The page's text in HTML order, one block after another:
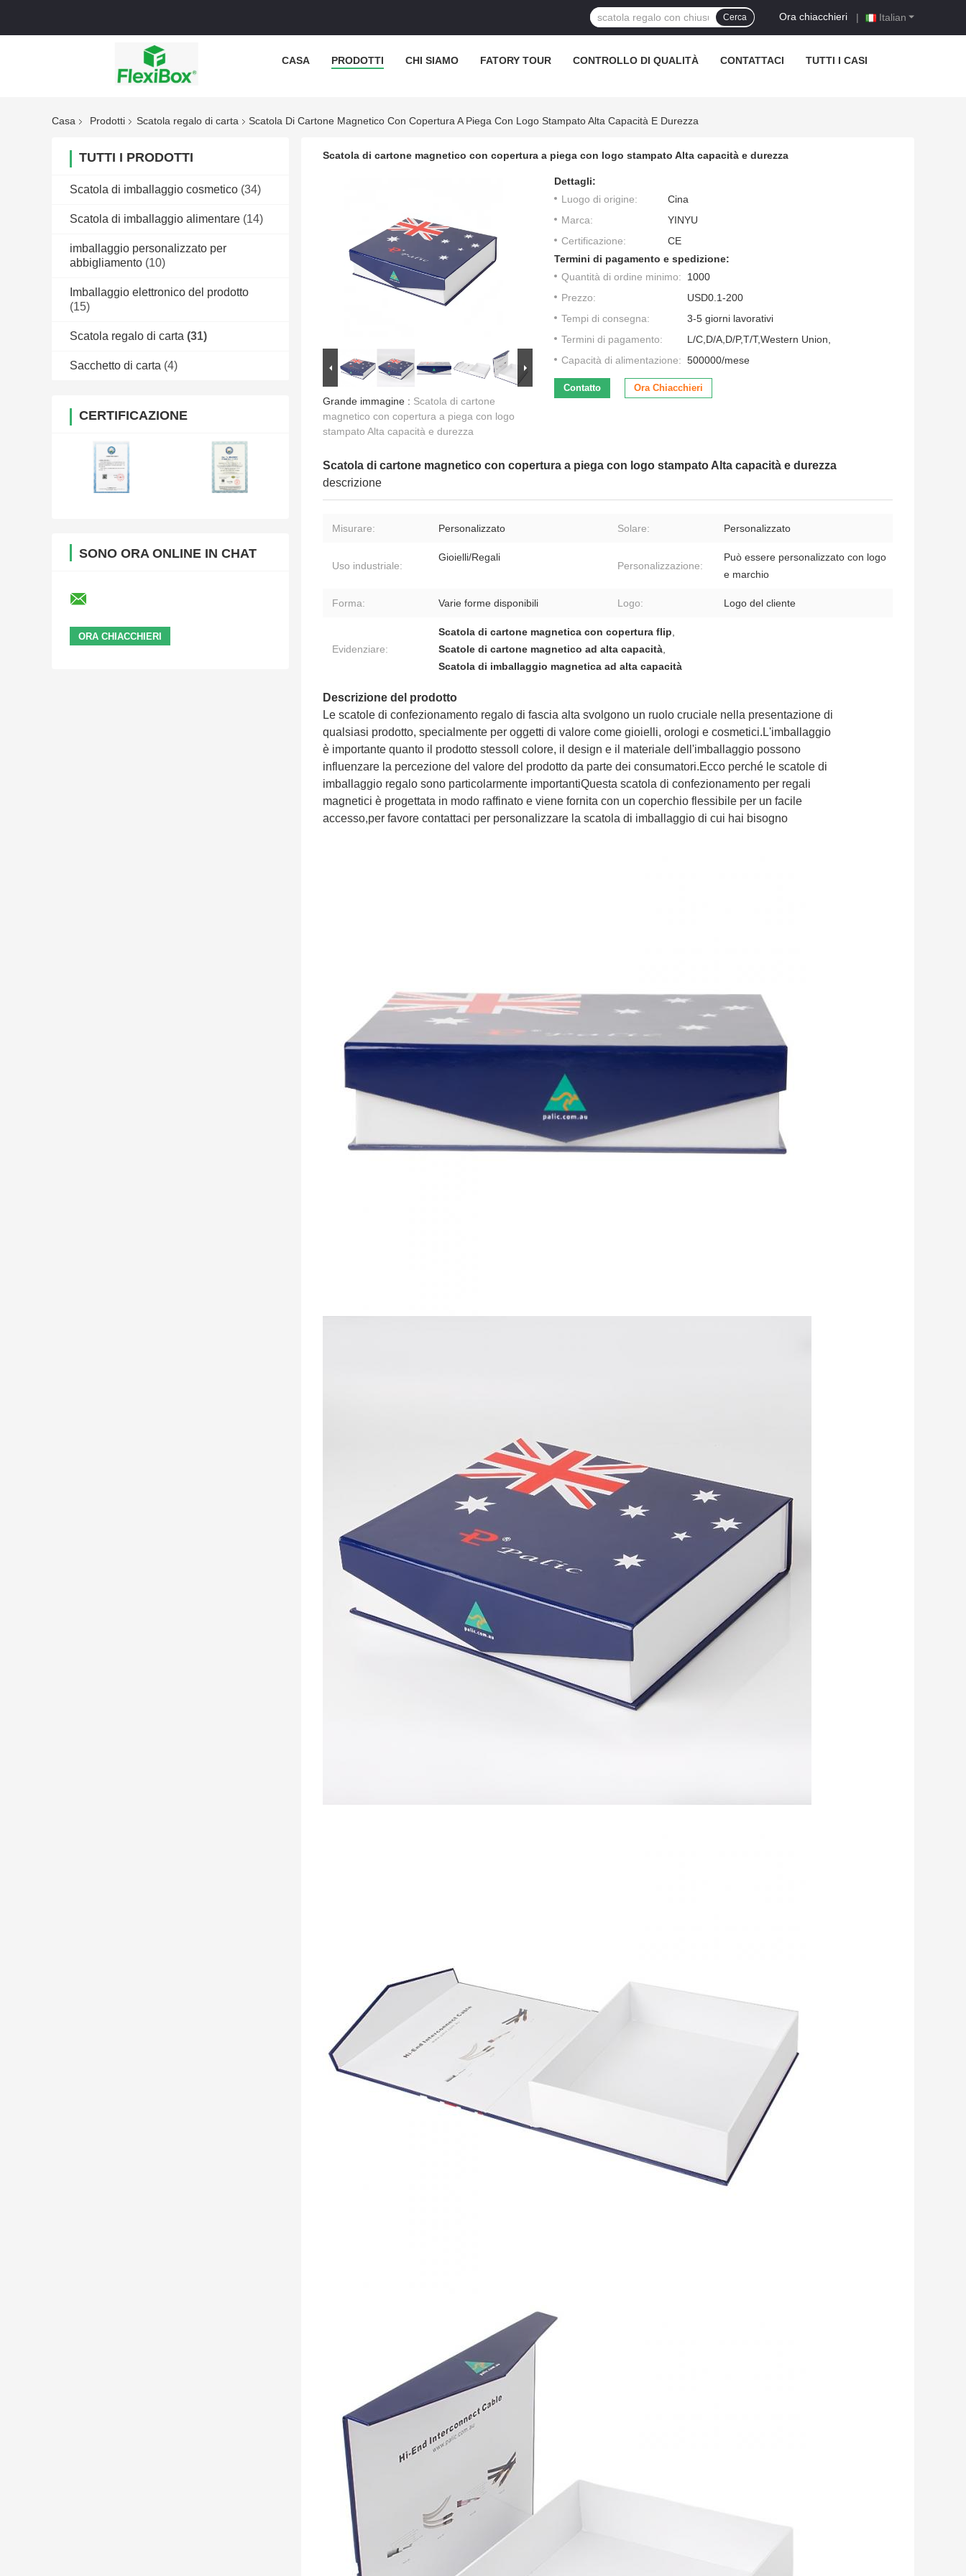
Italian
Ora chiacchieri |
Cerca
CASA PRODOTTI CHI SIAMO FATORY TOUR CONTROLLO DI QUALITÀ CONTATTACI TUTTI I CASI
Casa Prodotti Scatola regalo di carta Scatola Di Cartone Magnetico Con Copertura A Piega Con Logo Stampato Alta Capacità E Durezza
TUTTI I PRODOTTI
Scatola di imballaggio cosmetico (34)
Scatola di imballaggio alimentare (14)
imballaggio personalizzato per
abbigliamento (10)
Imballaggio elettronico del prodotto
(15)
Scatola regalo di carta (31)
Sacchetto di carta (4)
CERTIFICAZIONE
SONO ORA ONLINE IN CHAT
Scatola di cartone magnetico con copertura a piega con logo stampato Alta capacità e durezza
Grande immagine : Scatola di cartone
magnetico con copertura a piega con logo
stampato Alta capacità e durezza
Dettagli:
Luogo di origine:
Cina
Marca:
YINYU
Certificazione:
CE
Termini di pagamento e spedizione:
Quantità di ordine minimo:
1000
Prezzo:
USD0.1-200
Tempi di consegna:
3-5 giorni lavorativi
Termini di pagamento:
L/C,D/A,D/P,T/T,Western Union,
Capacità di alimentazione: 500000/mese
Contatto Ora Chiacchieri
Scatola di cartone magnetico con copertura a piega con logo stampato Alta capacità e durezza
descrizione
Misurare: Personalizzato Solare: Personalizzato
Uso industriale:
Gioielli/Regali
Personalizzazione:
Può essere personalizzato con logo
e marchio
Forma: Varie forme disponibili Logo: Logo del cliente
Evidenziare:
Scatola di cartone magnetica con copertura flip,
Scatole di cartone magnetico ad alta capacità,
Scatola di imballaggio magnetica ad alta capacità
Descrizione del prodotto
Le scatole di confezionamento regalo di fascia alta svolgono un ruolo cruciale nella presentazione di
qualsiasi prodotto, specialmente per oggetti di valore come gioielli, orologi e cosmetici.L'imballaggio
è importante quanto il prodotto stessoIl colore, il design e il materiale dell'imballaggio possono
influenzare la percezione del valore del prodotto da parte dei consumatori.Ecco perché le scatole di
imballaggio regalo sono particolarmente importantiQuesta scatola di confezionamento per regali
magnetici è progettata in modo raffinato e viene fornita con un coperchio flessibile per un facile
accesso,per favore contattaci per personalizzare la scatola di imballaggio di cui hai bisogno